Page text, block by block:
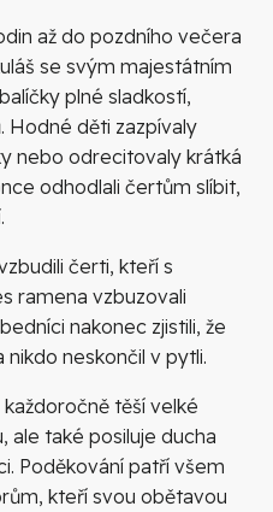
až do pozdního večera
se svým majestátním
plné sladkostí,
Hodné děti zazpívaly
nebo odrecitovaly krátká
odhodlali čertům slíbit,
čerti, kteří s
ramena vzbuzovali
nakonec zjistili, že
neskončil v pytli.
těší velké
ale také posiluje ducha
Poděkování patří všem
kteří svou obětavou